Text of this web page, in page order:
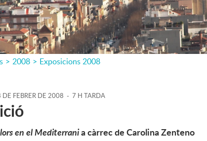
> 2008 > Exposicions 2008
DE FEBRER DE 2008 - 7 H TARDA
en el Mediterrania càrrec de Carolina Zenteno